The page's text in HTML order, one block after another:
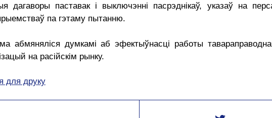
дагаворы паставак і выключэнні пасрэднікаў, указаў на
па гэтаму пытанню.
абмяняліся думкамі аб эфектыўнасці работы
на расійскім рынку.
для друку